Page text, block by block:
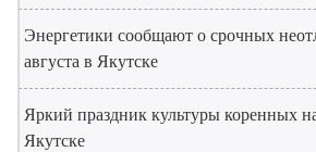
Энергетики сообщают о срочных
августа в Якутске
Яркий праздник культуры коренных
Якутске